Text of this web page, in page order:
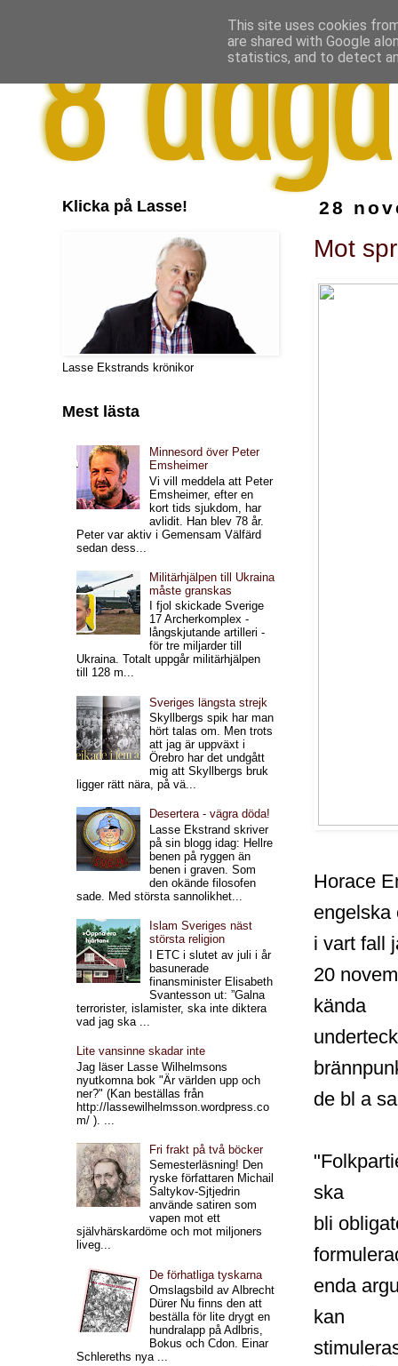
28
Mot
Horace
engelska
i vart fall
20
kända
de bl a
ska
bli
enda
kan
Klicka på Lasse!
Lasse Ekstrands krönikor
Mest lästa
Minnesord över Peter
Emsheimer
Vi vill meddela att Peter
Emsheimer, efter en
kort tids sjukdom, har
avlidit. Han blev 78 år.
Peter var aktiv i Gemensam Välfärd
sedan dess...
Militärhjälpen till Ukraina
måste granskas
I fjol skickade Sverige
17 Archerkomplex -
långskjutande artilleri -
för tre miljarder till
Ukraina. Totalt uppgår militärhjälpen
till 128 m...
Sveriges längsta strejk
Skyllbergs spik har man
hört talas om. Men trots
att jag är uppväxt i
Örebro har det undgått
mig att Skyllbergs bruk
ligger rätt nära, på vä...
Desertera - vägra döda!
Lasse Ekstrand skriver
på sin blogg idag: Hellre
benen på ryggen än
benen i graven. Som
den okände filosofen
sade. Med största sannolikhet...
Islam Sveriges näst
största religion
I ETC i slutet av juli i år
basunerade
finansminister Elisabeth
Svantesson ut: ”Galna
terrorister, islamister, ska inte diktera
vad jag ska ...
Lite vansinne skadar inte
Jag läser Lasse Wilhelmsons
nyutkomna bok "Är världen upp och
ner?" (Kan beställas från
http://lassewilhelmsson.wordpress.co
m/ ). ...
Fri frakt på två böcker
Semesterläsning! Den
ryske författaren Michail
Saltykov-Sjtjedrin
använde satiren som
vapen mot ett
självhärskardöme och mot miljoners
liveg...
De förhatliga tyskarna
Omslagsbild av Albrecht
Dürer Nu finns den att
beställa för lite drygt en
hundralapp på Adlbris,
Bokus och Cdon. Einar
Schlereths nya ...
This site uses cookies
are shared with Google
statistics, and to detect